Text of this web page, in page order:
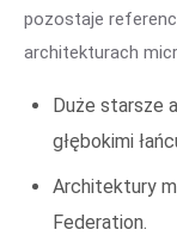
pozostaje
architekturach
Duże starsze
głębokimi
Architektury
Federation.